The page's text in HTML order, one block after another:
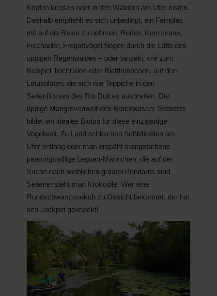
Köpfen kreisen oder in den Wäldern am Ufer nisten.
Deshalb empfiehlt es sich unbedingt, ein Fernglas
mit auf die Reise zu nehmen. Reiher, Kormorane,
Fischadler, Fregattvögel fliegen durch die Lüfte des
üppigen Regenwaldes – oder tänzeln, wie zum
Beispiel Teichrallen oder Blatthühnchen, auf den
Lotusblüten, die sich wie Teppiche in den
Seitenflüssen des Rio Dulces ausbreiten. Die
üppige Mangrovenwelt des Brackwasser Gebietes
bildet ein ideales Biotop für diese einzigartige
Vogelwelt. Zu Land schleichen Schildkröten am
Ufer entlang oder man erspäht orangefarbene
paarungswillige Leguan-Männchen, die auf der
Suche nach weiblichen grauen Pendants sind.
Seltener sieht man Krokodile. Wer eine
Rundschwanzseekuh zu Gesicht bekommt, der hat
den Jackpot geknackt!